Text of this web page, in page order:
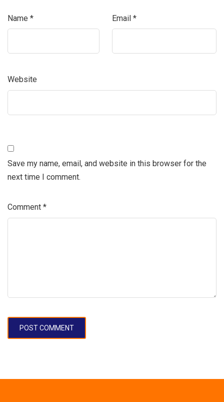
Name * Email *
Website
Save my name, email, and website in this browser for the
next time I comment.
Comment *